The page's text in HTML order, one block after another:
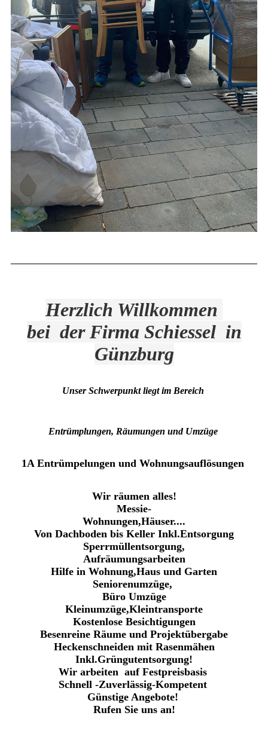
Herzlich Willkommen
bei der Firma Schiessel in
Günzburg
Unser Schwerpunkt liegt im Bereich
Entrümplungen, Räumungen und Umzüge
1A Entrümpelungen und Wohnungsauflösungen
Wir räumen alles!
Messie-
Wohnungen,Häuser....
Von Dachboden bis Keller Inkl.Entsorgung
Sperrmüllentsorgung,
Aufräumungsarbeiten
Hilfe in Wohnung,Haus und Garten
Seniorenumzüge,
Büro Umzüge
Kleinumzüge,Kleintransporte
Kostenlose Besichtigungen
Besenreine Räume und Projektübergabe
Heckenschneiden mit Rasenmähen
Inkl.Grüngutentsorgung!
Wir arbeiten auf Festpreisbasis
Schnell -Zuverlässig-Kompetent
Günstige Angebote!
Rufen Sie uns an!